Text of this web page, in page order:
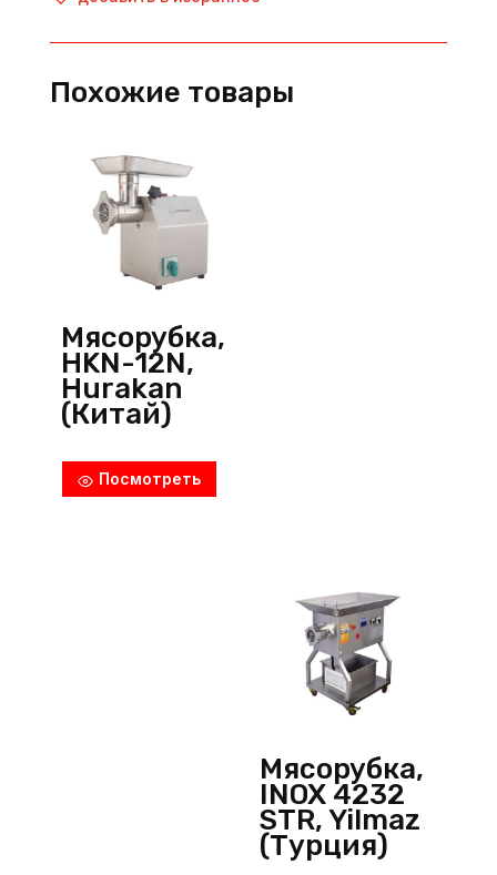
SMN,
(Турция)
Похожие товары
Мясорубка,
HKN-12N,
Hurakan
(Китай)
Посмотреть
Мясорубка,
INOX 4232
STR, Yilmaz
(Турция)